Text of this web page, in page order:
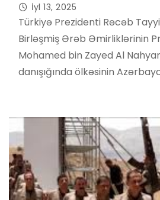
İyl 13, 2025
Türkiyə Prezidenti Rəcəb
Birləşmiş Ərəb Əmirliklərinin
Mohamed bin Zayed Al
danışığında ölkəsinin